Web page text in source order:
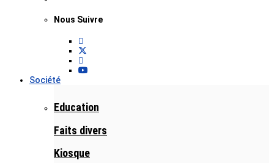
Nous Suivre
Société
Education
Faits divers
Kiosque